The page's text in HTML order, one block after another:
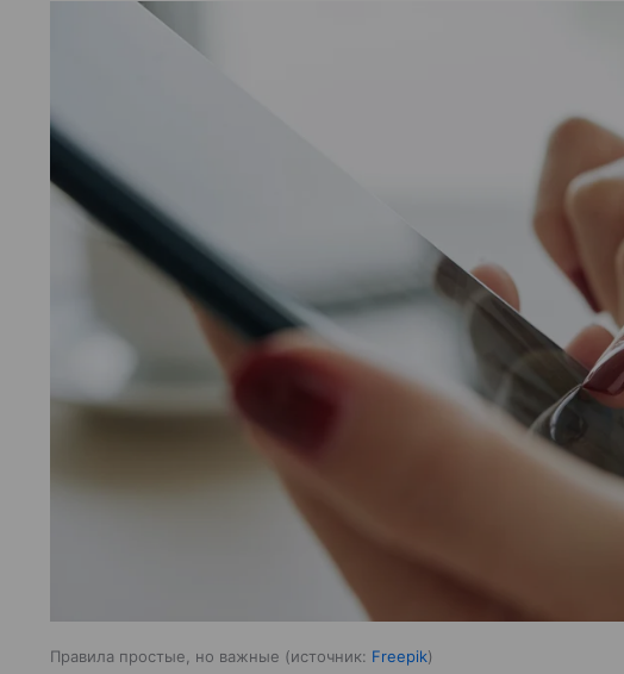
Правила простые, но важные источник: Freepik